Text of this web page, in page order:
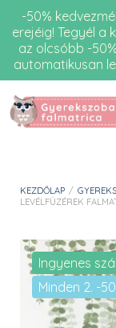
-50%
erejéig! Tegyél a
az olcsóbb -
automatikusan
KEZDŐLAP /
LEVÉLFÜZÉREK
Minden 2. -
Ingyenes